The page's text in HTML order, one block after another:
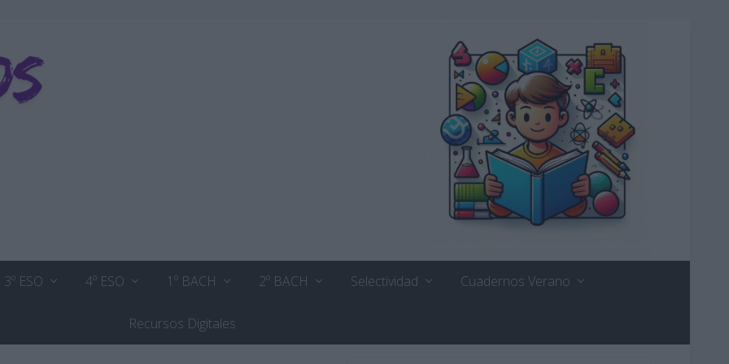
3º ESO 4º ESO 1º BACH 2º BACH Selectividad Cuadernos Verano
Recursos Digitales